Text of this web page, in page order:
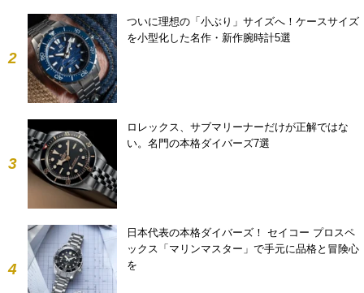
2
ついに理想の「小ぶり」サイズへ！ケースサイズ
を小型化した名作・新作腕時計5選
3
ロレックス、サブマリーナーだけが正解ではな
い。名門の本格ダイバーズ7選
4
日本代表の本格ダイバーズ！ セイコー プロスペ
ックス「マリンマスター」で手元に品格と冒険心
を